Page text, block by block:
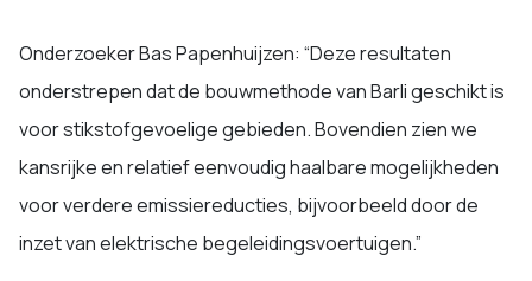
Onderzoeker Bas Papenhuijzen: “Deze resultaten
onderstrepen dat de bouwmethode van Barli geschikt is
voor stikstofgevoelige gebieden. Bovendien zien we
kansrijke en relatief eenvoudig haalbare mogelijkheden
voor verdere emissiereducties, bijvoorbeeld door de
inzet van elektrische begeleidingsvoertuigen.”